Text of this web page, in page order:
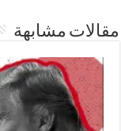
مقالات مشابهة